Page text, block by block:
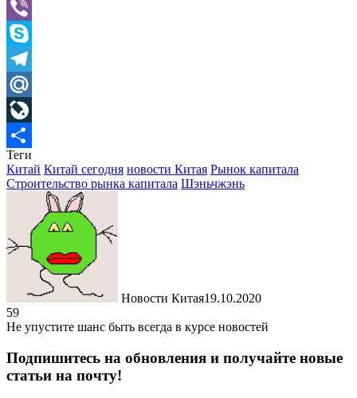
VK
Viber
Skype
Telegram
Mail.Ru
LiveJournal
Отправить
Теги
Китай Китай сегодня новости Китая Рынок капитала
Строительство рынка капитала Шэньчжэнь
Новости Китая19.10.2020
59
Не упустите шанс быть всегда в курсе новостей
Подпишитесь на обновления и получайте новые
статьи на почту!